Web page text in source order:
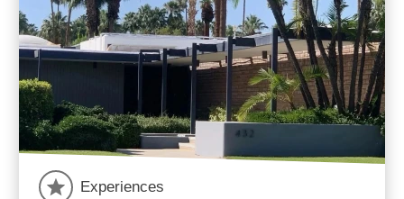
Experiences